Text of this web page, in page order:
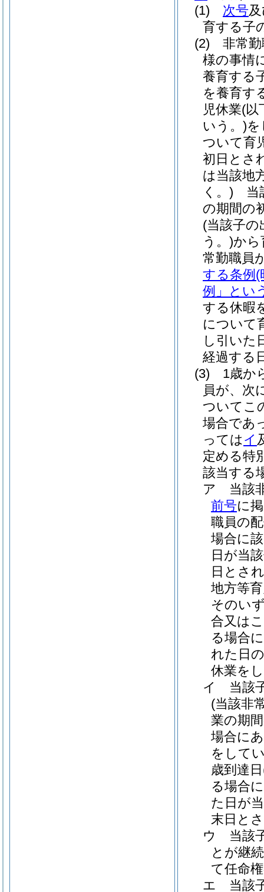
(1)
次号
育する子
(2)
非常
様の事情
養育する
を養育す
児休業(以
いう。)を
ついて育
初日とさ
は当該地
く。) 当
の期間の
(当該子
う。)から
常勤職員
する条例 (
例」とい
する休暇
について
し引いた
経過する
(3)
1歳か
員が、次
ついてこ
場合であ
っては イ
定める特
該当する
ア
当該
前号に
職員の
場合に
日が当
日とさ
地方等
そのい
合又は
る場合
れた日
休業を
イ
当該
(当該非
業の期
場合に
をして
歳到達日
る場合
た日が
末日と
ウ
当該
とが継
て任命
エ
当該